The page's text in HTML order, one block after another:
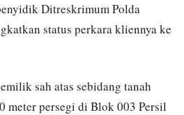
Ditreskrimum Polda
status perkara kliennya ke
sah atas sebidang tanah
meter persegi di Blok 003 Persil